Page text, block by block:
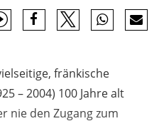
fränkische
– 2004) 100 Jahre alt
nie den Zugang zum